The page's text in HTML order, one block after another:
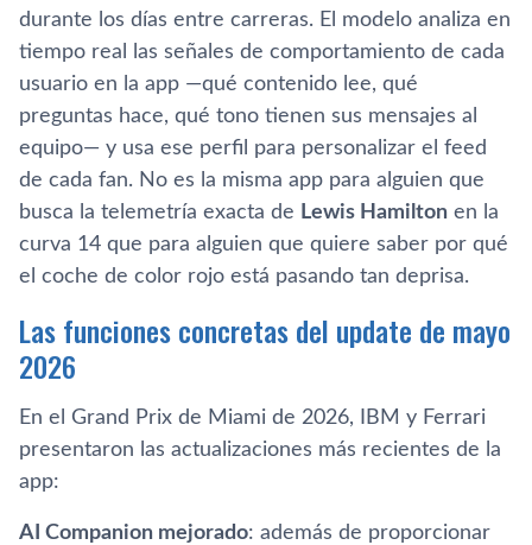
durante los días entre carreras. El modelo analiza en
tiempo real las señales de comportamiento de cada
usuario en la app —qué contenido lee, qué
preguntas hace, qué tono tienen sus mensajes al
equipo— y usa ese perfil para personalizar el feed
de cada fan. No es la misma app para alguien que
busca la telemetría exacta de Lewis Hamilton en la
curva 14 que para alguien que quiere saber por qué
el coche de color rojo está pasando tan deprisa.
Las funciones concretas del update de mayo
2026
En el Grand Prix de Miami de 2026, IBM y Ferrari
presentaron las actualizaciones más recientes de la
app:
AI Companion mejorado: además de proporcionar